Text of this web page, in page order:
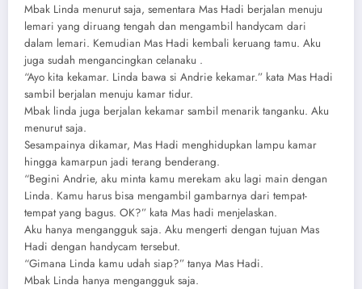
Mbak Linda menurut saja, sementara Mas Hadi berjalan menuju
lemari yang diruang tengah dan mengambil handycam dari
dalam lemari. Kemudian Mas Hadi kembali keruang tamu. Aku
juga sudah mengancingkan celanaku .
“Ayo kita kekamar. Linda bawa si Andrie kekamar.” kata Mas Hadi
sambil berjalan menuju kamar tidur.
Mbak linda juga berjalan kekamar sambil menarik tanganku. Aku
menurut saja.
Sesampainya dikamar, Mas Hadi menghidupkan lampu kamar
hingga kamarpun jadi terang benderang.
“Begini Andrie, aku minta kamu merekam aku lagi main dengan
Linda. Kamu harus bisa mengambil gambarnya dari tempat-
tempat yang bagus. OK?” kata Mas hadi menjelaskan.
Aku hanya mengangguk saja. Aku mengerti dengan tujuan Mas
Hadi dengan handycam tersebut.
“Gimana Linda kamu udah siap?” tanya Mas Hadi.
Mbak Linda hanya mengangguk saja.